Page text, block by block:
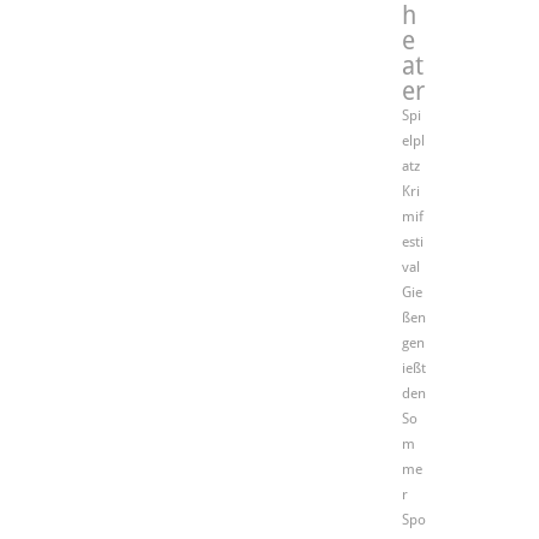
h
e
at
er
Spi
elpl
atz
Kri
mif
esti
val
Gie
ßen
gen
ießt
den
So
m
me
r
Spo